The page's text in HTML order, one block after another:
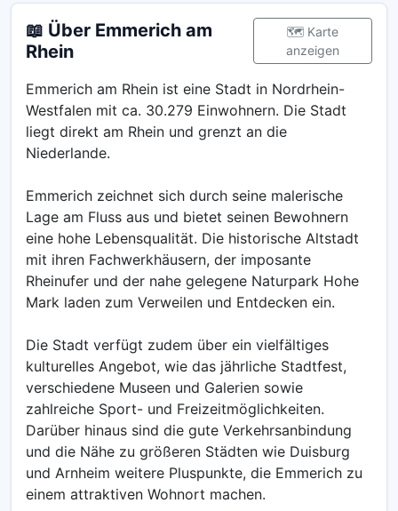
📖 Über Emmerich am
Rhein
🗺️ Karte
anzeigen
Emmerich am Rhein ist eine Stadt in Nordrhein-
Westfalen mit ca. 30.279 Einwohnern. Die Stadt
liegt direkt am Rhein und grenzt an die
Niederlande.
Emmerich zeichnet sich durch seine malerische
Lage am Fluss aus und bietet seinen Bewohnern
eine hohe Lebensqualität. Die historische Altstadt
mit ihren Fachwerkhäusern, der imposante
Rheinufer und der nahe gelegene Naturpark Hohe
Mark laden zum Verweilen und Entdecken ein.
Die Stadt verfügt zudem über ein vielfältiges
kulturelles Angebot, wie das jährliche Stadtfest,
verschiedene Museen und Galerien sowie
zahlreiche Sport- und Freizeitmöglichkeiten.
Darüber hinaus sind die gute Verkehrsanbindung
und die Nähe zu größeren Städten wie Duisburg
und Arnheim weitere Pluspunkte, die Emmerich zu
einem attraktiven Wohnort machen.